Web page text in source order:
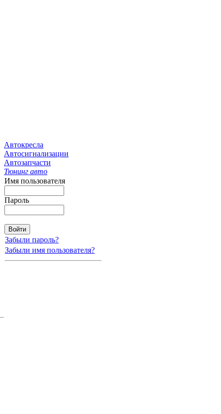
Автокресла
Автосигнализации
Автозапчасти
Тюнинг авто
Имя пользователя
Пароль
Забыли пароль?
Забыли имя пользователя?